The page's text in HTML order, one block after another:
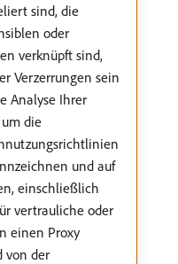
sind, die
oder
verknüpft sind,
Verzerrungen sein
Analyse Ihrer
die
und auf
einschließlich
vertrauliche oder
einen Proxy
von der